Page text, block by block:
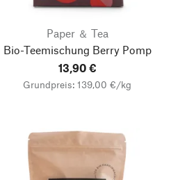
Paper ＆ Tea
Bio-Teemischung Berry Pomp
13,90 €
Grundpreis: 139,00 €/kg